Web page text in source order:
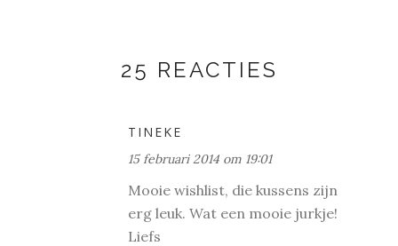
25 REACTIES
TINEKE
15 februari 2014 om 19:01
Mooie wishlist, die kussens zijn
erg leuk. Wat een mooie jurkje!
Liefs